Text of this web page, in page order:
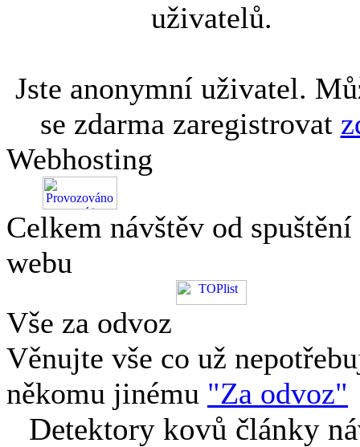
uživatelů.
Jste anonymní uživatel.
se zdarma zaregistrovat
Webhosting
Celkem návštěv od spuštění
webu
Vše za odvoz
Věnujte vše co už
někomu jinému "Za odvoz"
Detektory kovů články